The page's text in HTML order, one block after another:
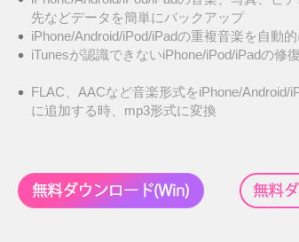
先などデータを簡単にバックアップ
iPhone/Android/iPod/iPadの重複音楽を自動
iTunesが認識できないiPhone/iPod/iPadの修復
FLAC、AACなど音楽形式をiPhone/Android/
に追加する時、mp3形式に変換